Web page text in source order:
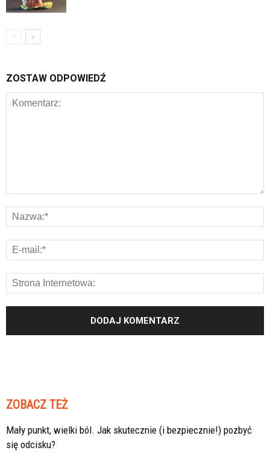
ZOSTAW ODPOWIEDŹ
ZOBACZ TEŻ
Mały punkt, wielki ból. Jak skutecznie (i bezpiecznie!) pozbyć
się odcisku?